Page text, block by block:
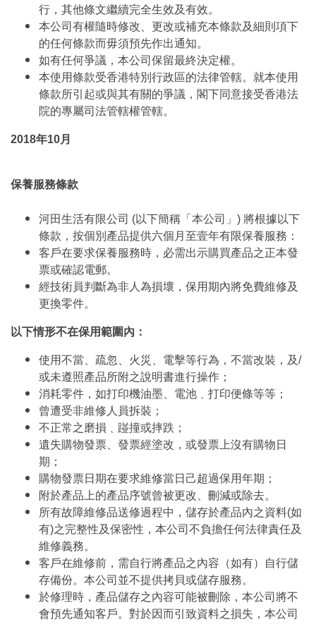
行，其他條文繼續完全生效及有效。
本公司有權隨時修改、更改或補充本條款及細則項下
的任何條款而毋須預先作出通知。
如有任何爭議，本公司保留最終決定權。
本使用條款受香港特別行政區的法律管轄。就本使用
條款所引起或與其有關的爭議，閣下同意接受香港法
院的專屬司法管轄權管轄。
2018年10月
保養服務條款
河田生活有限公司 (以下簡稱「本公司」) 將根據以下
條款，按個別產品提供六個月至壹年有限保養服務：
客戶在要求保養服務時，必需出示購買產品之正本發
票或確認電郵。
經技術員判斷為非人為損壞，保用期內將免費維修及
更換零件。
以下情形不在保用範圍內：
使用不當、疏忽、火災、電擊等行為，不當改裝，及/
或未遵照產品所附之說明書進行操作；
消耗零件，如打印機油墨、電池﹑打印便條等等；
曾遭受非維修人員拆裝；
不正常之磨損﹑踫撞或摔跌；
遺失購物發票、發票經塗改，或發票上沒有購物日
期；
購物發票日期在要求維修當日己超過保用年期；
附於產品上的產品序號曾被更改、刪減或除去。
所有故障維修品送修過程中，儲存於產品內之資料(如
有)之完整性及保密性，本公司不負擔任何法律責任及
維修義務。
客戶在維修前，需自行將產品之內容（如有）自行儲
存備份。本公司並不提供拷貝或儲存服務。
於修理時，產品儲存之內容可能被刪除，本公司將不
會預先通知客戶。對於因而引致資料之損失，本公司